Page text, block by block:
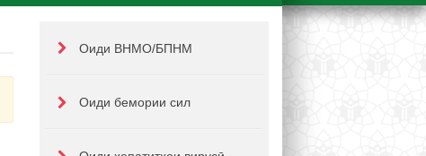
Оиди ВНМО/БПНМ
Оиди бемории сил